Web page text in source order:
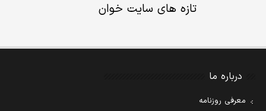
تازه های سایت خوان
درباره ما
معرفی روزنامه